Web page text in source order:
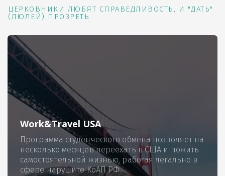
ЦЕРКОВНИКИ ЛЮБЯТ СПРАВЕДЛИВОСТЬ, И "ДАТЬ"
(ЛЮЛЕЙ) ПРОЗРЕТЬ
Work&Travel USA
Программа студенческого обмена позволяет на
несколько месяцев переехать в США и пожить
самостоятельной жизнью, работая легально в
сфере нарушите КоАП РФ